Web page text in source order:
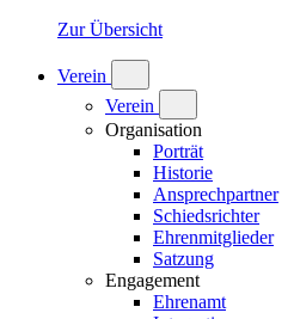
Zur Übersicht
Verein
Verein
Organisation
Porträt
Historie
Ansprechpartner
Schiedsrichter
Ehrenmitglieder
Satzung
Engagement
Ehrenamt